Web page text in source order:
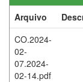
Arquivo
CO.2024-
02-
07.2024-
02-14.pdf